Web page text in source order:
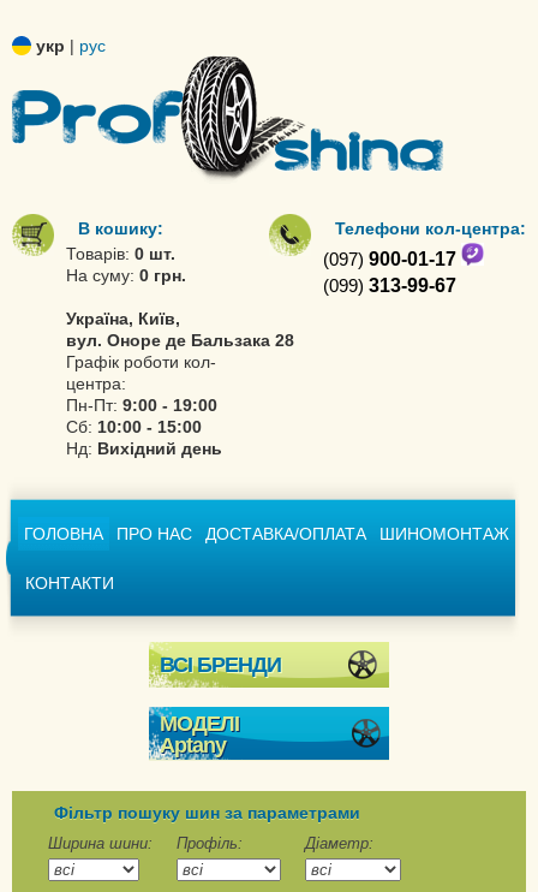
укр | рус
В кошику:
Товарів: 0 шт.
На суму: 0 грн.
Україна, Київ,
вул. Оноре де Бальзака 28
Графік роботи кол-
центра:
Пн-Пт: 9:00 - 19:00
Сб: 10:00 - 15:00
Нд: Вихідний день
Телефони кол-центра:
(097) 900-01-17
(099) 313-99-67
ГОЛОВНА ПРО НАС ДОСТАВКА/ОПЛАТА ШИНОМОНТАЖ
КОНТАКТИ
ВСІ БРЕНДИ
МОДЕЛІ
Aptany
Фільтр пошуку шин за параметрами
Ширина шини: Профіль: Діаметр: